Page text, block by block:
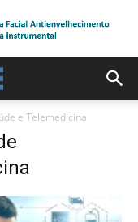
e Telemedicina